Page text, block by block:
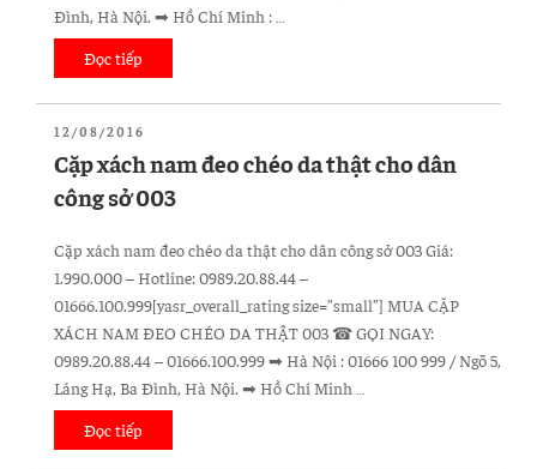
Đình, Hà Nội. ➡ Hồ Chí Minh : …
Đọc tiếp
xách
cao
cấp
da
thật
004”
ĐĂNG
TRONG
12/08/2016
Cặp xách nam đeo chéo da thật cho dân
công sở 003
Cặp xách nam đeo chéo da thật cho dân công sở 003 Giá:
1.990.000 – Hotline: 0989.20.88.44 –
01666.100.999[yasr_overall_rating size=”small”] MUA CẶP
XÁCH NAM ĐEO CHÉO DA THẬT 003 ☎ GỌI NGAY:
0989.20.88.44 – 01666.100.999 ➡ Hà Nội : 01666 100 999 / Ngõ 5,
Láng Hạ, Ba Đình, Hà Nội. ➡ Hồ Chí Minh …
Đọc tiếp
xách